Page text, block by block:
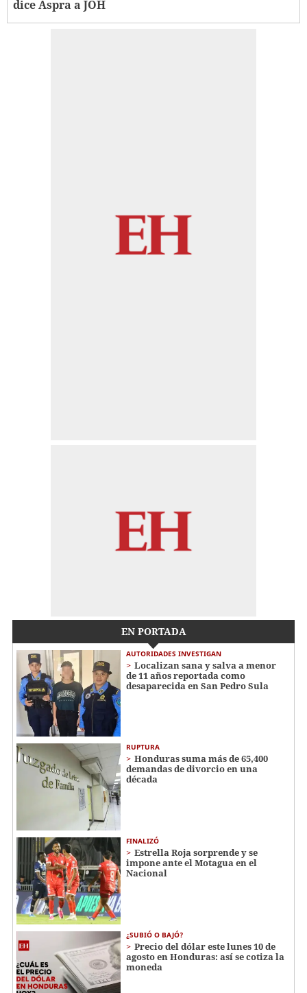
dice Aspra a JOH
EN PORTADA
AUTORIDADES INVESTIGAN
Localizan sana y salva a menor
de 11 años reportada como
desaparecida en San Pedro Sula
RUPTURA
Honduras suma más de 65,400
demandas de divorcio en una
década
FINALIZÓ
Estrella Roja sorprende y se
impone ante el Motagua en el
Nacional
¿SUBIÓ O BAJÓ?
Precio del dólar este lunes 10 de
agosto en Honduras: así se cotiza la
moneda